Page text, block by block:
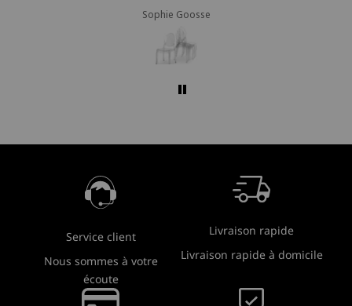
Sophie Goosse
Service client
Nous sommes à votre
écoute
Livraison rapide
Livraison rapide à domicile